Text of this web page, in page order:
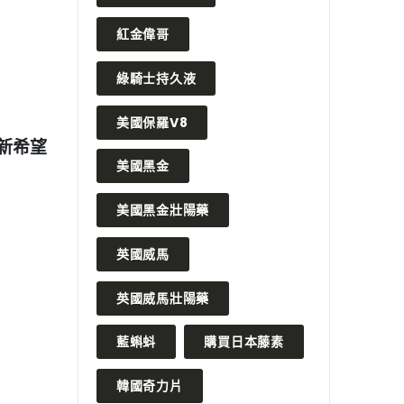
用瞭解
2024 年 1 月 19 日
服用犀利士壯陽藥是否有特定的
使用建議和禁忌？
READ MORE
紅金偉哥
綠騎士持久液
美國保羅V8
美國黑金
美國黑金壯陽藥
英國威馬
英國威馬壯陽藥
藍蝌蚪 購買日本藤素
韓國奇力片